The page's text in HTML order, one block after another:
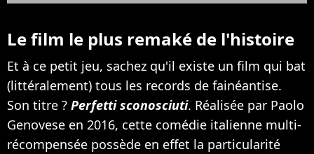
Le film le plus remaké de l'histoire
Et à ce petit jeu, sachez qu'il existe un film qui bat
(littéralement) tous les records de fainéantise.
Son titre ? Perfetti sconosciuti. Réalisée par Paolo
Genovese en 2016, cette comédie italienne multi-
récompensée possède en effet la particularité